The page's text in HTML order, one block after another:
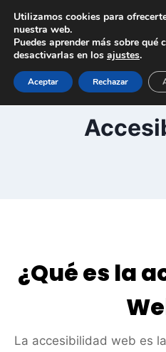
contenido
¿Qué es la
La accesibilidad web es
Utilizamos cookies para
nuestra web.
Puedes aprender más sobre
desactivarlas en los ajustes.
Aceptar Rechazar